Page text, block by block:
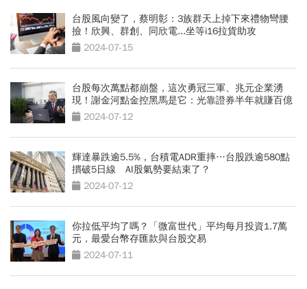
台股風向變了，蔡明彰：3族群天上掉下來禮物彎腰
撿！欣興、群創、同欣電...坐等i16拉貨助攻
2024-07-15
台股每次萬點都崩盤，這次勇冠三軍、兆元企業湧
現！謝金河點金控黑馬是它：光靠證券半年就賺百億
2024-07-12
輝達暴跌逾5.5%，台積電ADR重摔…台股跌逾580點
摜破5日線 AI股氣勢要結束了？
2024-07-12
你拉低平均了嗎？「微富世代」平均每月投資1.7萬
元，最愛台幣存匯款與台股交易
2024-07-11